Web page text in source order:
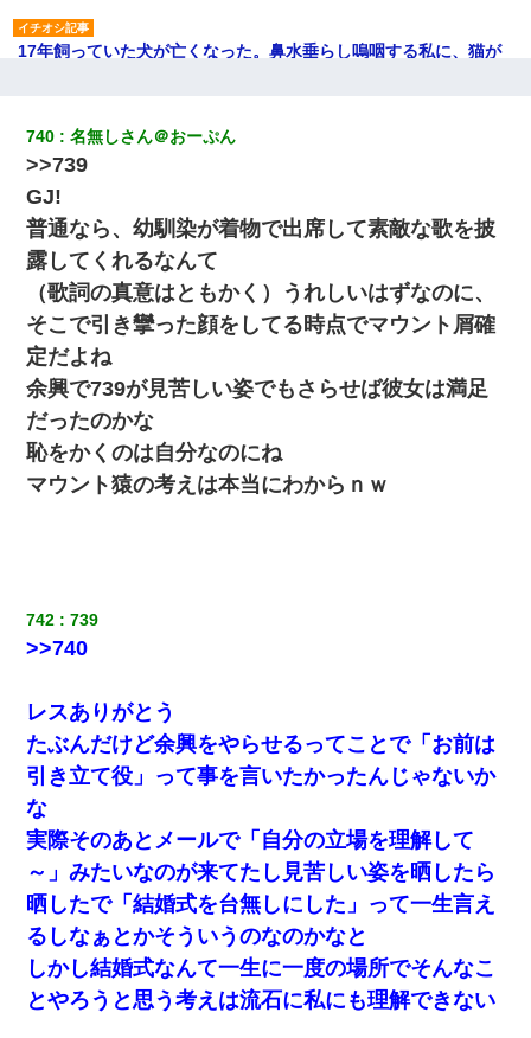
17年飼っていた犬が亡くなった。鼻水垂らし嗚咽する私に、猫が
【驚愕】5000円でＪＫと行為してきたが後悔しかない…
【画像】女上司(30)「終電なくなったね…部屋くる？」ワイ「行
きます！」
父が他界→父のフリン相手『どうか相続を放棄して下さい、昔の
ことは謝ります。ごめんなさい…』私「お子さんはフリン略奪婚
って知ってるの？」相手『 』結果→
【不幸な結婚式】新郎親族「ブスのくせにドレスなんか着ちゃっ
てさ～ほんと恥ずかしいわよね～（大声」新郎両親「！！！（土
下座」→ 結果・・・
放置子が病院送りになったらしい → 俺（二度と帰ってくるなよ…
嫁を半身不随にしやがった恨みは、正直こんなもんじゃ晴れな
い）
200万を貸したコウトから、追加で400万の申し込み、私「無理。
元旦那から復縁要請。息子「最新型のiPhoneも買えない貧乏は嫌
だ、再婚して」私「なら父親と暮らせ」息子「やった＾＾」私
（もう手遅れだったんだな…）
隣の部屋の住民の母親、オートロックを突破してマンションに入
り込んできたみたいで、ずっとドアの前で喚いてて滅茶苦茶うる
さかった。
【画像】女の子「お母さん！！私ようやくファッションモデルに
選ばれたの！絶対見に来てね！」→悲しい結果がこれ・・・
【ワロタ】姉から「肉食系14才、乳丸出し、毛はうっすら生えか
740 名無しさん＠おーぷん
>>739
GJ!
普通なら、幼馴染が着物で出席して素敵な歌を披
露してくれるなんて
（歌詞の真意はともかく）うれしいはずなのに、
そこで引き攣った顔をしてる時点でマウント屑確
定だよね
余興で739が見苦しい姿でもさらせば彼女は満足
だったのかな
恥をかくのは自分なのにね
マウント猿の考えは本当にわからｎｗ
742 739
>>740
レスありがとう
たぶんだけど余興をやらせるってことで「お前は
引き立て役」って事を言いたかったんじゃないか
な
実際そのあとメールで「自分の立場を理解して
～」みたいなのが来てたし見苦しい姿を晒したら
晒したで「結婚式を台無しにした」って一生言え
るしなぁとかそういうのなのかなと
しかし結婚式なんて一生に一度の場所でそんなこ
とやろうと思う考えは流石に私にも理解できない